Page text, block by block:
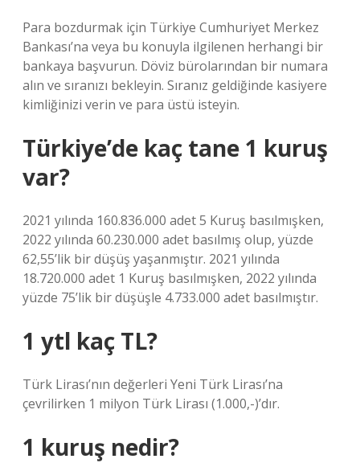
Para bozdurmak için Türkiye Cumhuriyet Merkez
Bankası’na veya bu konuyla ilgilenen herhangi bir
bankaya başvurun. Döviz bürolarından bir numara
alın ve sıranızı bekleyin. Sıranız geldiğinde kasiyere
kimliğinizi verin ve para üstü isteyin.
Türkiye’de kaç tane 1 kuruş
var?
2021 yılında 160.836.000 adet 5 Kuruş basılmışken,
2022 yılında 60.230.000 adet basılmış olup, yüzde
62,55’lik bir düşüş yaşanmıştır. 2021 yılında
18.720.000 adet 1 Kuruş basılmışken, 2022 yılında
yüzde 75’lik bir düşüşle 4.733.000 adet basılmıştır.
1 ytl kaç TL?
Türk Lirası’nın değerleri Yeni Türk Lirası’na
çevrilirken 1 milyon Türk Lirası (1.000,-)’dır.
1 kuruş nedir?